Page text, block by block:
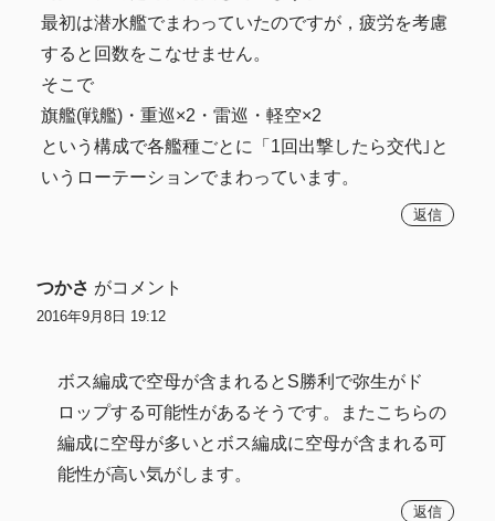
最初は潜水艦でまわっていたのですが，疲労を考慮
すると回数をこなせません。
そこで
旗艦(戦艦)・重巡×2・雷巡・軽空×2
という構成で各艦種ごとに「1回出撃したら交代｣と
いうローテーションでまわっています。
返信
つかさ がコメント
2016年9月8日 19:12
ボス編成で空母が含まれるとS勝利で弥生がド
ロップする可能性があるそうです。またこちらの
編成に空母が多いとボス編成に空母が含まれる可
能性が高い気がします。
返信